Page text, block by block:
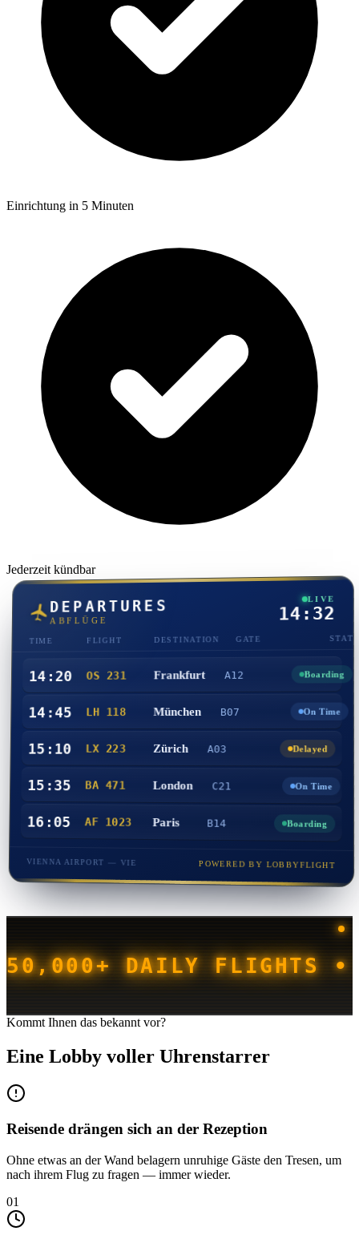
Einrichtung in 5 Minuten
Jederzeit kündbar
DEPARTURES
ABFLÜGE
LIVE
14:32
TIME FLIGHT DESTINATION GATE
14:20 OS 231 Frankfurt A12 Boarding
14:45 LH 118 München B07 On Time
15:10 LX 223 Zürich A03 Delayed
15:35 BA 471 London C21 On Time
16:05 AF 1023 Paris B14 Boarding
VIENNA AIRPORT — VIE POWERED BY LOBBYFLIGHT
50,000+ DAILY FLIGHTS •
Kommt Ihnen das bekannt vor?
Eine Lobby voller Uhrenstarrer
Reisende drängen sich an der Rezeption
Ohne etwas an der Wand belagern unruhige Gäste den Tresen, um
nach ihrem Flug zu fragen — immer wieder.
01